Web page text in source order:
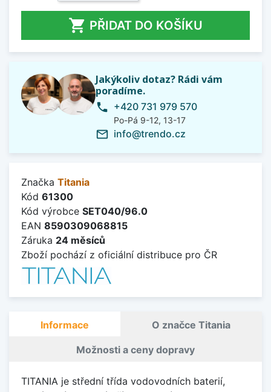
 PŘIDAT DO KOŠÍKU
Jakýkoliv dotaz? Rádi vám
poradíme.
phone +420 731 979 570
Po-Pá 9-12, 13-17
mail_outline info@trendo.cz
Značka Titania
Kód 61300
Kód výrobce SET040/96.0
EAN 8590309068815
Záruka 24 měsíců
Zboží pochází z oficiální distribuce pro ČR
Informace O značce Titania
Možnosti a ceny dopravy
TITANIA je střední třída vodovodních baterií,